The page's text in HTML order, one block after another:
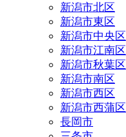
新潟市北区
新潟市東区
新潟市中央区
新潟市江南区
新潟市秋葉区
新潟市南区
新潟市西区
新潟市西蒲区
長岡市